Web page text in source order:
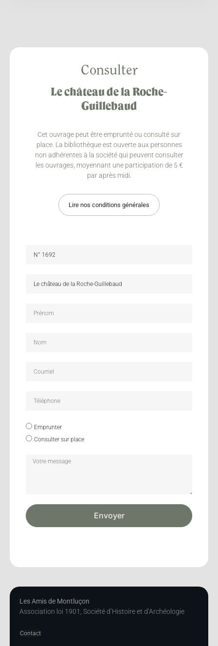
Consulter
Le château de la Roche-
Guillebaud
Cet ouvrage peut être emprunté ou consulté sur
place. La bibliothèque est ouverte aux personnes
non adhérentes à la société qui peuvent consulter
les ouvrages, moyennant une participation de 5 €
par après midi.
Lire nos conditions générales
Emprunter
Consulter sur place
Envoyer
Les Amis de Montluçon
Association loi 1901, Société d’Histoire et d’Archéologie
Contact